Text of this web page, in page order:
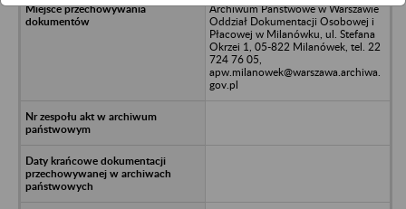
Archiwum Państwowe w Warszawie
Oddział Dokumentacji Osobowej i
Płacowej w Milanówku, ul. Stefana
Okrzei 1, 05-822 Milanówek, tel. 22
724 76 05,
apw.milanowek@warszawa.archiwa.
gov.pl